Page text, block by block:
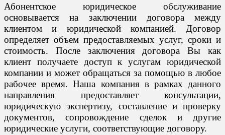
Абонентское юридическое обслуживание
основывается на заключении договора между
клиентом и юридической компанией. Договор
определяет объем предоставляемых услуг, сроки и
стоимость. После заключения договора Вы как
клиент получаете доступ к услугам юридической
компании и может обращаться за помощью в любое
рабочее время. Наша компания в рамках данного
направления предоставляет консультации,
юридическую экспертизу, составление и проверку
документов, сопровождение сделок и другие
юридические услуги, соответствующие договору.